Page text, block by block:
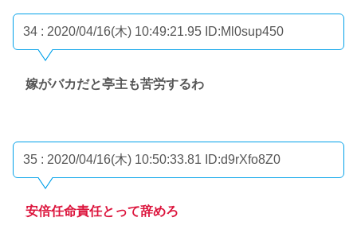
34 : 2020/04/16(木) 10:49:21.95 ID:Ml0sup450
嫁がバカだと亭主も苦労するわ
35 : 2020/04/16(木) 10:50:33.81 ID:d9rXfo8Z0
安倍任命責任とって辞めろ